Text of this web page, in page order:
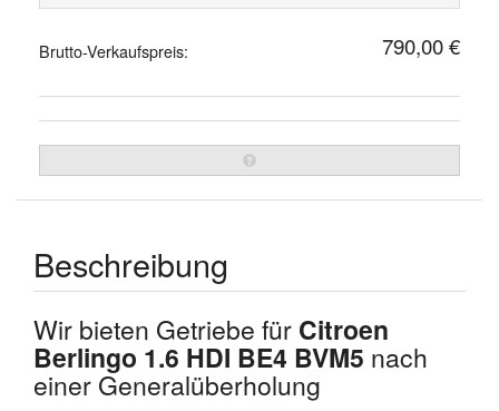
Brutto-Verkaufspreis: 790,00 €
Beschreibung
Wir bieten Getriebe für Citroen
Berlingo 1.6 HDI BE4 BVM5 nach
einer Generalüberholung